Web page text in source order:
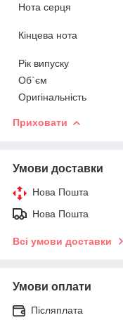
Нота серця
Кінцева нота
Рік випуску
Об`єм
Оригінальність
Приховати
Умови доставки
Нова Пошта
Нова Пошта
Всі умови доставки
Умови оплати
Післяплата